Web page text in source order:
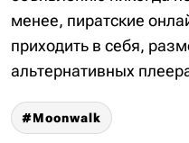
менее, пиратские
приходить в себя,
альтернативных
Moonwalk